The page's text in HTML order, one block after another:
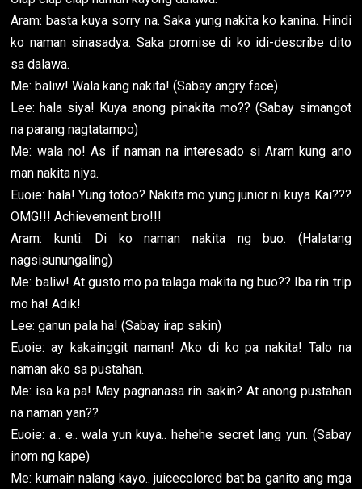
Aram: basta kuya sorry na. Saka yung nakita ko kanina. Hindi
ko naman sinasadya. Saka promise di ko idi-describe dito
sa dalawa.
Me: baliw! Wala kang nakita! (Sabay angry face)
Lee: hala siya! Kuya anong pinakita mo?? (Sabay simangot
na parang nagtatampo)
Me: wala no! As if naman na interesado si Aram kung ano
man nakita niya.
Euoie: hala! Yung totoo? Nakita mo yung junior ni kuya Kai???
OMG!!! Achievement bro!!!
Aram: kunti. Di ko naman nakita ng buo. (Halatang
nagsisunungaling)
Me: baliw! At gusto mo pa talaga makita ng buo?? Iba rin trip
mo ha! Adik!
Lee: ganun pala ha! (Sabay irap sakin)
Euoie: ay kakainggit naman! Ako di ko pa nakita! Talo na
naman ako sa pustahan.
Me: isa ka pa! May pagnanasa rin sakin? At anong pustahan
na naman yan??
Euoie: a.. e.. wala yun kuya.. hehehe secret lang yun. (Sabay
inom ng kape)
Me: kumain nalang kayo.. juicecolored bat ba ganito ang mga